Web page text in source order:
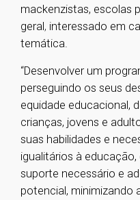
mackenzistas, escolas
geral, interessado em
temática.
“Desenvolver um
perseguindo os seus
equidade educacional,
crianças, jovens e
suas habilidades e
igualitários à
suporte necessário e
potencial, minimizando